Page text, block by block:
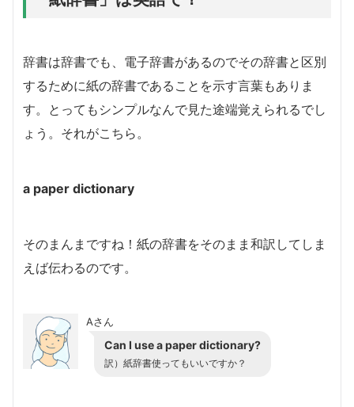
辞書は辞書でも、電子辞書があるのでその辞書と区別
するために紙の辞書であることを示す言葉もありま
す。とってもシンプルなんで見た途端覚えられるでし
ょう。それがこちら。
a paper dictionary
そのまんまですね！紙の辞書をそのまま和訳してしま
えば伝わるのです。
Aさん
Can I use a paper dictionary?
訳）紙辞書使ってもいいですか？